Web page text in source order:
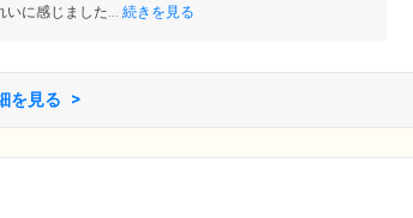
に感じました...
続きを見る
を見る